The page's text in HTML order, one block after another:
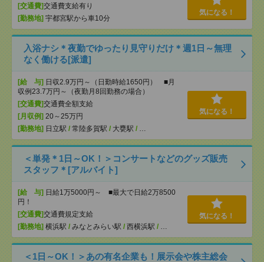
[交通費]交通費支給有り
[勤務地] 宇都宮駅から車10分
気になる！
入浴ナシ＊夜勤でゆったり見守りだけ＊週1日～無理
なく働ける[派遣]
[給 与] 日収2.9万円～（日勤時給1650円） ■月
収例23.7万円～（夜勤月8回勤務の場合）
[交通費]交通費全額支給
[月収例] 20～25万円
[勤務地] 日立駅 / 常陸多賀駅 / 大甕駅 / …
気になる！
＜単発＊1日～OK！＞コンサートなどのグッズ販売
スタッフ＊[アルバイト]
[給 与] 日給1万5000円～ ■最大で日給2万8500
円！
[交通費]交通費規定支給
[勤務地] 横浜駅 / みなとみらい駅 / 西横浜駅 / …
気になる！
＜1日～OK！＞あの有名企業も！展示会や株主総会